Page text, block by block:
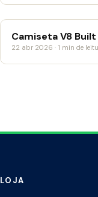
Camiseta V8
22 abr 2026 · 1 min de
LOJA